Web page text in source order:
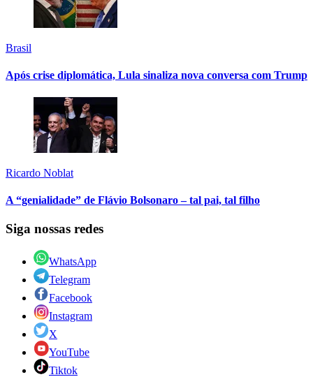
Brasil
Após crise diplomática, Lula sinaliza nova conversa com Trump
Ricardo Noblat
A “genialidade” de Flávio Bolsonaro – tal pai, tal filho
Siga nossas redes
WhatsApp
Telegram
Facebook
Instagram
X
YouTube
Tiktok